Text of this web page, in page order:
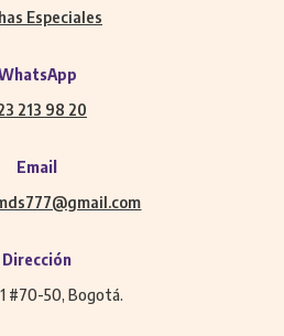
Especiales
213 98 20
Email
Dirección
#70-50, Bogotá.